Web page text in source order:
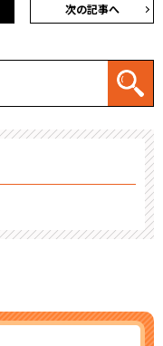
次の記事へ